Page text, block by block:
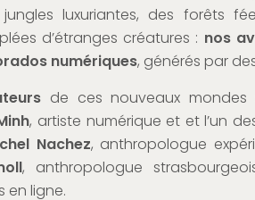
luxuriantes, des forêts
d’étranges créatures : nos
numériques, générés par
de ces nouveaux
, artiste numérique et et l’un
Nachez, anthropologue
, anthropologue
en ligne.